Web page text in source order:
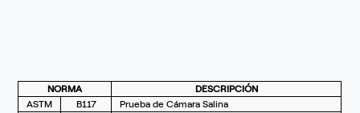
NORMA
DESCRIPCIÓN
ASTM
B117
Prueba de Cámara Salina